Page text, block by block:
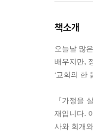
책소개
오늘날 많
배우지만,
‘교회의 한
『가정을
재입니다.
사와 회개